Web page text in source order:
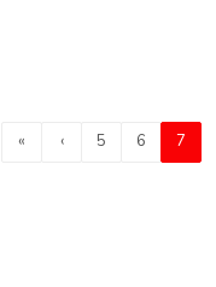
« ‹ 5 6 7